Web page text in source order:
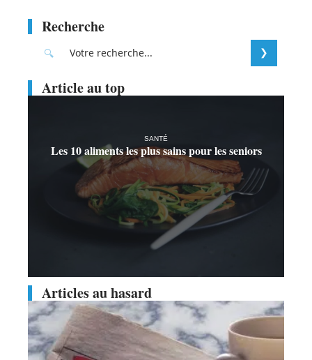
Recherche
Article au top
SANTÉ
Les 10 aliments les plus sains pour les seniors
Articles au hasard